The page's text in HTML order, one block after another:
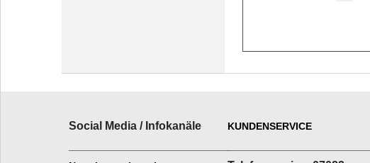
Social Media / Infokanäle
KUNDENSERVICE